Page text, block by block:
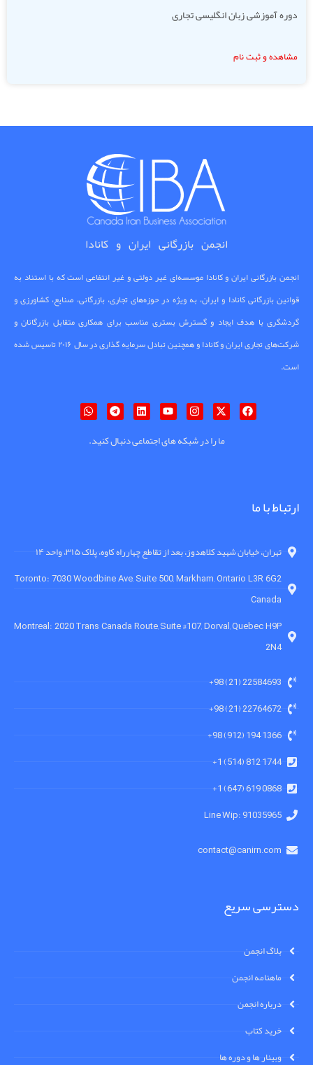
دوره آموزشی زبان انگلیسی تجاری
مشاهده و ثبت نام
انجمن بازرگانی ایران و کانادا
انجمن بازرگانی ایران و کانادا موسسه‌ای غیر دولتی و غیر انتفاعی است که با استناد به
قوانین بازرگانی کانادا و ایران، به ویژه در حوزه‌های تجاری، بازرگانی، صنایع، کشاورزی و
گردشگری با هدف ایجاد و گسترش بستری مناسب برای همکاری متقابل بازرگانان و
شرکت‌های تجاری ایران و کانادا و همچنین تبادل سرمایه گذاری در سال ۲۰۱۶ تاسیس شده
است.
ما را در شبکه های اجتماعی دنبال کنید.
ارتباط با ما
تهران، خیابان شهید کلاهدوز، بعد از تقاطع چهارراه کاوه، پلاک ۳۱۵، واحد ۱۴
Toronto: 7030 Woodbine Ave, Suite 500, Markham, Ontario L3R 6G2
Canada
Montreal: 2020 Trans Canada Route, Suite #107, Dorval, Quebec H9P
2N4
22584693 (21) 98+
22764672 (21) 98+
1366 194 (912) 98+
1744 812 (514) 1+
0868 619 (647) 1+
91035965 :Line Wip
contact@canirn.com
دسترسی سریع
بلاگ انجمن
ماهنامه انجمن
درباره انجمن
خرید کتاب
وبینار ها و دوره ها